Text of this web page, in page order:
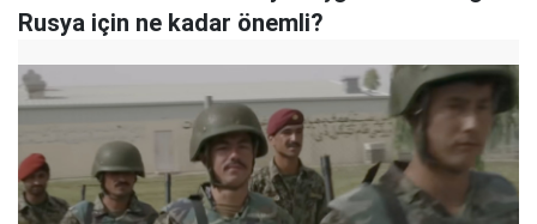
Rusya için ne kadar önemli?